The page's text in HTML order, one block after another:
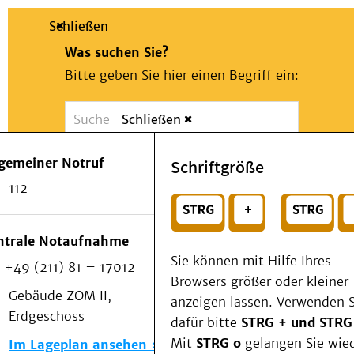
Suche
Schließen
Was suchen Sie?
Bitte geben Sie hier einen Begriff ein:
Suchen
Wählen Sie ein Thema für Ihren
Notfall
Schließen
Notruf
112
Notaufnahme
+49 (211) 81 – 17012
Gebäude ZOM II,
Erdgeschoss
Im Lageplan ansehen
Schriftgröße
Sie können mit Hilfe Ihres
Browsers größer oder kleiner
anzeigen lassen. Verwenden
dafür bitte STRG + und
Mit STRG o gelangen Sie
Patienten & Besucher
Als Patient am UKD
Beratung und Unterstützung
Veranstaltungen
Kommunikation im Medizinwesen (KIM)
Notfall
Forschung & Lehre
Medizinische Fakultät